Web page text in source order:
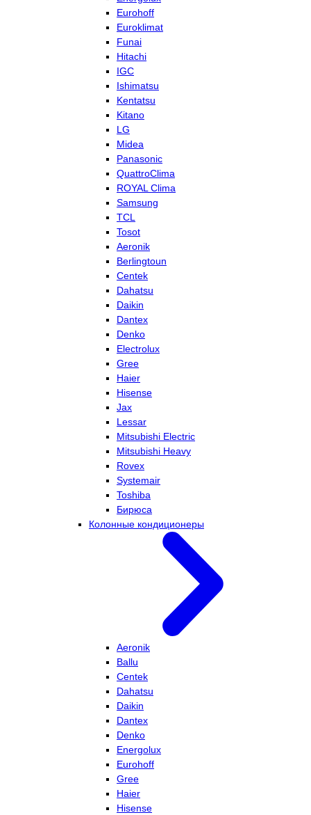
Eurohoff
Euroklimat
Funai
Hitachi
IGC
Ishimatsu
Kentatsu
Kitano
LG
Midea
Panasonic
QuattroClima
ROYAL Clima
Samsung
TCL
Tosot
Aeronik
Berlingtoun
Centek
Dahatsu
Daikin
Dantex
Denko
Electrolux
Gree
Haier
Hisense
Jax
Lessar
Mitsubishi Electric
Mitsubishi Heavy
Rovex
Systemair
Toshiba
Бирюса
Колонные кондиционеры
Aeronik
Ballu
Centek
Dahatsu
Daikin
Dantex
Denko
Energolux
Eurohoff
Gree
Haier
Hisense